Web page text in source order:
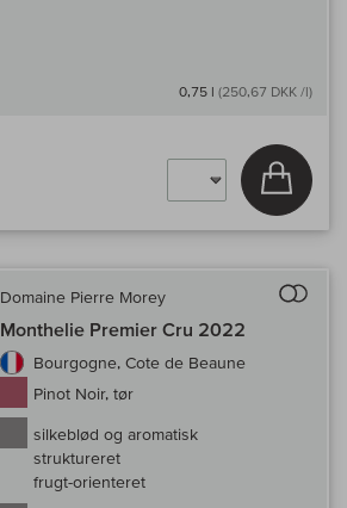
0,75 l (250,67 DKK /l)
Læg i
Domaine Pierre Morey
Monthelie Premier Cru 2022
Bourgogne, Cote de Beaune
Pinot Noir, tør
silkeblød og aromatisk
struktureret
frugt-orienteret